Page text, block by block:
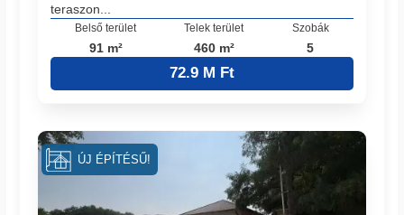
teraszon...
Belső terület
91 m²
Telek terület
460 m²
Szobák
5
72.9 M Ft
ÚJ ÉPÍTÉSŰ!